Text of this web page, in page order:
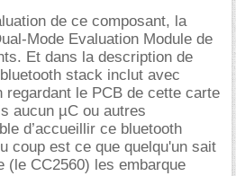
de ce composant, la
Mode Evaluation Module de
Et dans la description de
stack inclut avec
le PCB de cette carte
aucun µC ou autres
d’accueillir ce bluetooth
coup est ce que quelqu'un sait
(le CC2560) les embarque